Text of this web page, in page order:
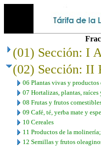
(01) Sección: I
(02) Sección: II
06 Plantas vivas y
07 Hortalizas, plantas,
08 Frutas y frutos
09 Café, té, yerba mate y
10 Cereales
11 Productos de la
12 Semillas y frutos